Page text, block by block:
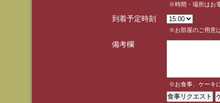
※時間・場所はお
到着予定時刻
※お部屋のご用意
備考欄
※お食事、ケーキ